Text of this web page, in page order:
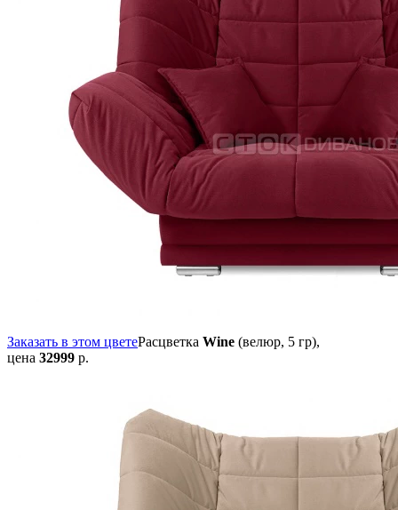
Заказать в этом цветеРасцветка Wine (велюр, 5 гр),
цена 32999 р.